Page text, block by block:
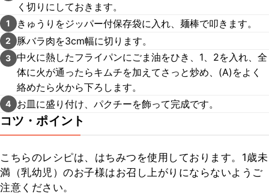
く切りにしておきます。
1 きゅうりをジッパー付保存袋に入れ、麺棒で叩きます。
2 豚バラ肉を3cm幅に切ります。
3 中火に熱したフライパンにごま油をひき、1、2を入れ、全
体に火が通ったらキムチを加えてさっと炒め、(A)をよく
絡めたら火から下ろします。
4 お皿に盛り付け、パクチーを飾って完成です。
コツ・ポイント
こちらのレシピは、はちみつを使用しております。1歳未
満（乳幼児）のお子様はお召し上がりにならないようご
注意ください。